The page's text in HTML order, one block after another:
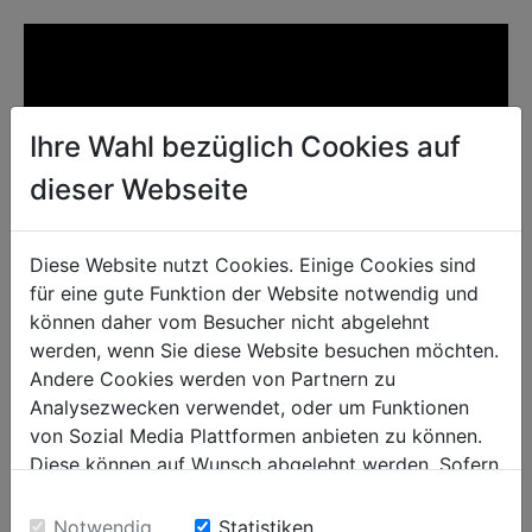
technical details
motor data
Ihre Wahl bezüglich Cookies auf
dieser Webseite
Diese Website nutzt Cookies. Einige Cookies sind
für eine gute Funktion der Website notwendig und
können daher vom Besucher nicht abgelehnt
werden, wenn Sie diese Website besuchen möchten.
Andere Cookies werden von Partnern zu
Analysezwecken verwendet, oder um Funktionen
von Sozial Media Plattformen anbieten zu können.
Diese können auf Wunsch abgelehnt werden. Sofern
Einwilligung zu unseren Cookies.
Notwendig Statistiken